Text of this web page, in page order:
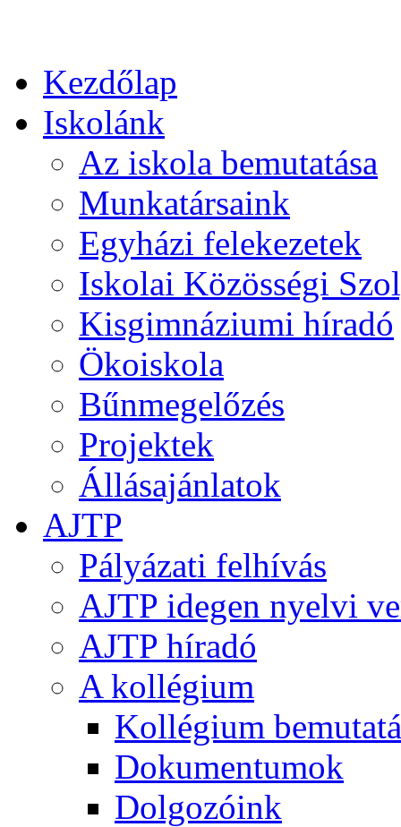
Kezdőlap
Iskolánk
Az iskola bemutatása
Munkatársaink
Egyházi felekezetek
Iskolai Közösségi
Kisgimnáziumi híradó
Ökoiskola
Bűnmegelőzés
Projektek
Állásajánlatok
AJTP
Pályázati felhívás
AJTP idegen nyelvi
AJTP híradó
A kollégium
Kollégium
Dokumentumok
Dolgozóink